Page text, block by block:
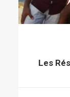
Les